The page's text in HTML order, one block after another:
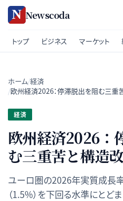
Newscoda
トップ ビジネス マーケット
ホーム/経済
/欧州経済2026：停滞脱出を阻む三重
経済
欧州経済2026：
む三重苦と構造
ユーロ圏の2026年実質成長
（1.5%）を下回る水準にとど